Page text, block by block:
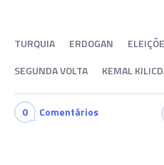
TURQUIA ERDOGAN
SEGUNDA VOLTA
KEMAL
0 Comentários